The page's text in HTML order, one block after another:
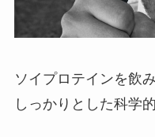
ソイプロテインを飲
しっかりとした科学